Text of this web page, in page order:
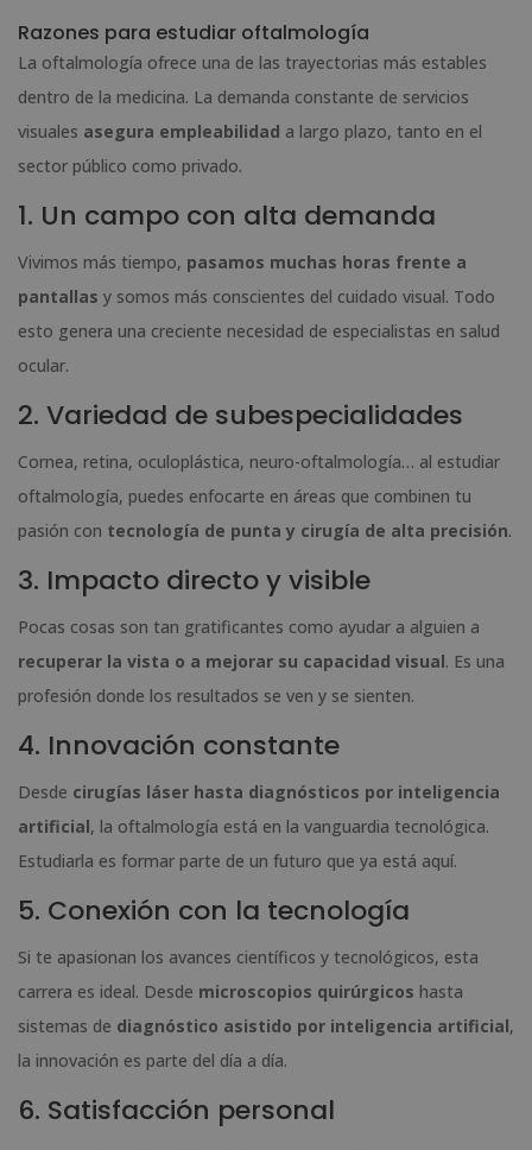
Razones para estudiar oftalmología
La oftalmología ofrece una de las trayectorias más estables
dentro de la medicina. La demanda constante de servicios
visuales asegura empleabilidad a largo plazo, tanto en el
sector público como privado.
1. Un campo con alta demanda
Vivimos más tiempo, pasamos muchas horas frente a
pantallas y somos más conscientes del cuidado visual. Todo
esto genera una creciente necesidad de especialistas en salud
ocular.
2. Variedad de subespecialidades
Cornea, retina, oculoplástica, neuro-oftalmología… al estudiar
oftalmología, puedes enfocarte en áreas que combinen tu
pasión con tecnología de punta y cirugía de alta precisión.
3. Impacto directo y visible
Pocas cosas son tan gratificantes como ayudar a alguien a
recuperar la vista o a mejorar su capacidad visual. Es una
profesión donde los resultados se ven y se sienten.
4. Innovación constante
Desde cirugías láser hasta diagnósticos por inteligencia
artificial, la oftalmología está en la vanguardia tecnológica.
Estudiarla es formar parte de un futuro que ya está aquí.
5. Conexión con la tecnología
Si te apasionan los avances científicos y tecnológicos, esta
carrera es ideal. Desde microscopios quirúrgicos hasta
sistemas de diagnóstico asistido por inteligencia artificial,
la innovación es parte del día a día.
6. Satisfacción personal